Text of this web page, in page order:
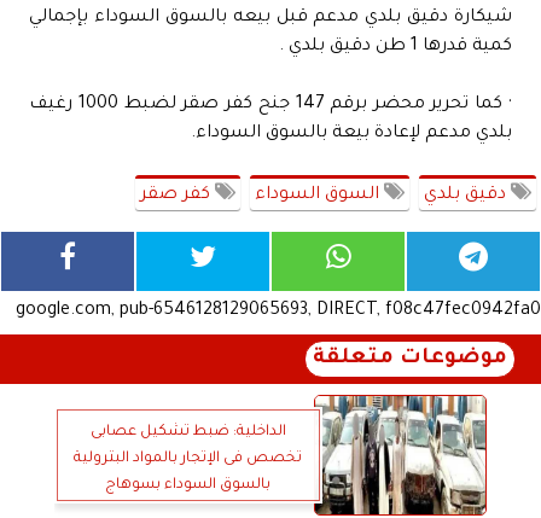
شيكارة دقيق بلدي مدعم قبل بيعه بالسوق السوداء بإجمالي
كمية قدرها 1 طن دقيق بلدي .
· كما تحرير محضر برقم 147 جنح كفر صقر لضبط 1000 رغيف
بلدي مدعم لإعادة بيعة بالسوق السوداء.
دقيق بلدي السوق السوداء كفر صقر
google.com, pub-6546128129065693, DIRECT, f08c47fec0942fa0
موضوعات متعلقة
الداخلية: ضبط تشكيل عصابى
تخصص فى الإتجار بالمواد البترولية
بالسوق السوداء بسوهاج